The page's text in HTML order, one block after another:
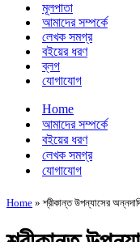
মূলপাতা
আমাদের সম্পর্কে
লেখক সমগ্র
বইয়ের ধরণ
ব্লগ
যোগাযোগ
Home
আমাদের সম্পর্কে
বইয়ের ধরণ
লেখক সমগ্র
যোগাযোগ
Home »শ্রীকান্ত উপন্যাসের